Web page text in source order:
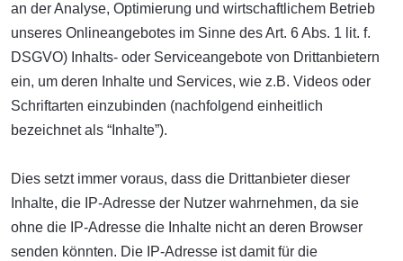
an der Analyse, Optimierung und wirtschaftlichem Betrieb
unseres Onlineangebotes im Sinne des Art. 6 Abs. 1 lit. f.
DSGVO) Inhalts- oder Serviceangebote von Drittanbietern
ein, um deren Inhalte und Services, wie z.B. Videos oder
Schriftarten einzubinden (nachfolgend einheitlich
bezeichnet als “Inhalte”).
Dies setzt immer voraus, dass die Drittanbieter dieser
Inhalte, die IP-Adresse der Nutzer wahrnehmen, da sie
ohne die IP-Adresse die Inhalte nicht an deren Browser
senden könnten. Die IP-Adresse ist damit für die